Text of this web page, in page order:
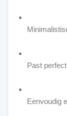
Past
Eenvoudig